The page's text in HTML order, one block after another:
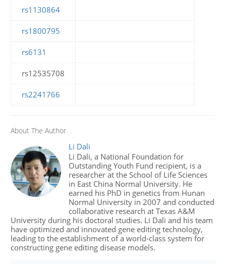
rs1130864
rs1800795
rs6131
rs12535708
rs2241766
About The Author
Li Dali
Li Dali, a National Foundation for
Outstanding Youth Fund recipient, is a
researcher at the School of Life Sciences
in East China Normal University. He
earned his PhD in genetics from Hunan
Normal University in 2007 and conducted
collaborative research at Texas A&M
University during his doctoral studies. Li Dali and his team
have optimized and innovated gene editing technology,
leading to the establishment of a world-class system for
constructing gene editing disease models.